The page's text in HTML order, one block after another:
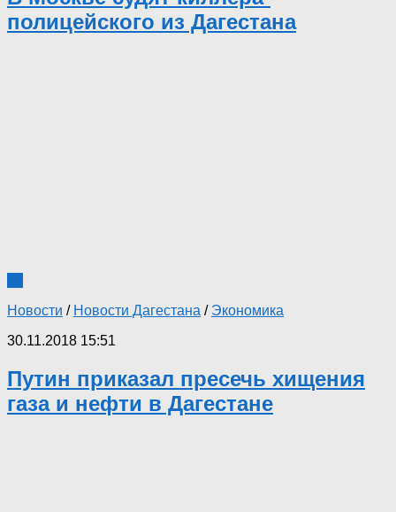
полицейского из Дагестана
Новости / Новости Дагестана / Экономика
30.11.2018 15:51
Путин приказал пресечь хищения
газа и нефти в Дагестане